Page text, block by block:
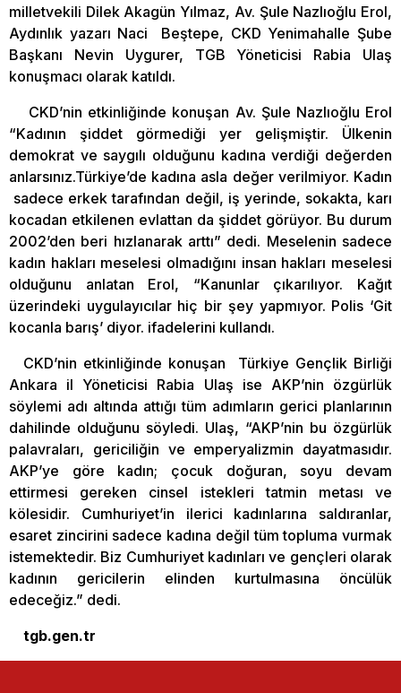
milletvekili Dilek Akagün Yılmaz, Av. Şule Nazlıoğlu Erol,
Aydınlık yazarı Naci Beştepe, CKD Yenimahalle Şube
Başkanı Nevin Uygurer, TGB Yöneticisi Rabia Ulaş
konuşmacı olarak katıldı.
CKD’nin etkinliğinde konuşan Av. Şule Nazlıoğlu Erol
“Kadının şiddet görmediği yer gelişmiştir. Ülkenin
demokrat ve saygılı olduğunu kadına verdiği değerden
anlarsınız.Türkiye’de kadına asla değer verilmiyor. Kadın
sadece erkek tarafından değil, iş yerinde, sokakta, karı
kocadan etkilenen evlattan da şiddet görüyor. Bu durum
2002’den beri hızlanarak arttı” dedi. Meselenin sadece
kadın hakları meselesi olmadığını insan hakları meselesi
olduğunu anlatan Erol, “Kanunlar çıkarılıyor. Kağıt
üzerindeki uygulayıcılar hiç bir şey yapmıyor. Polis ‘Git
kocanla barış’ diyor. ifadelerini kullandı.
CKD’nin etkinliğinde konuşan Türkiye Gençlik Birliği
Ankara il Yöneticisi Rabia Ulaş ise AKP’nin özgürlük
söylemi adı altında attığı tüm adımların gerici planlarının
dahilinde olduğunu söyledi. Ulaş, “AKP’nin bu özgürlük
palavraları, gericiliğin ve emperyalizmin dayatmasıdır.
AKP’ye göre kadın; çocuk doğuran, soyu devam
ettirmesi gereken cinsel istekleri tatmin metası ve
kölesidir. Cumhuriyet’in ilerici kadınlarına saldıranlar,
esaret zincirini sadece kadına değil tüm topluma vurmak
istemektedir. Biz Cumhuriyet kadınları ve gençleri olarak
kadının gericilerin elinden kurtulmasına öncülük
edeceğiz.” dedi.
tgb.gen.tr